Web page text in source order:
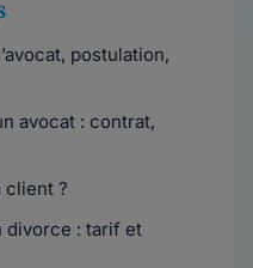
postulation,
avocat : contrat,
client ?
divorce : tarif et